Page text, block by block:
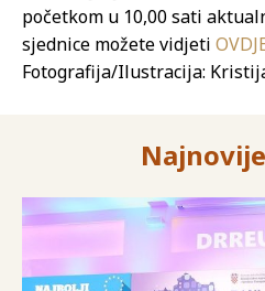
početkom u 10,00 sati
sjednice možete vidjeti
Fotografija/Ilustracija: